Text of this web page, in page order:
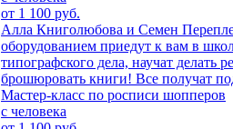
от 1 100 руб.
Алла Книголюбова и Семен
оборудованием приедут к вам в
типографского дела, научат делать
брошюровать книги! Все получат
Мастер-класс по росписи шопперов
с человека